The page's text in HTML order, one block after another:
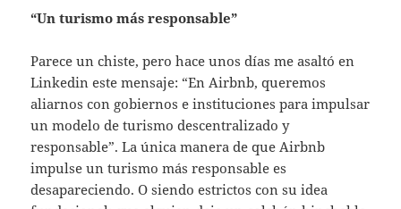
“Un turismo más responsable”
Parece un chiste, pero hace unos días me asaltó en
Linkedin este mensaje: “En Airbnb, queremos
aliarnos con gobiernos e instituciones para impulsar
un modelo de turismo descentralizado y
responsable”. La única manera de que Airbnb
impulse un turismo más responsable es
desapareciendo. O siendo estrictos con su idea